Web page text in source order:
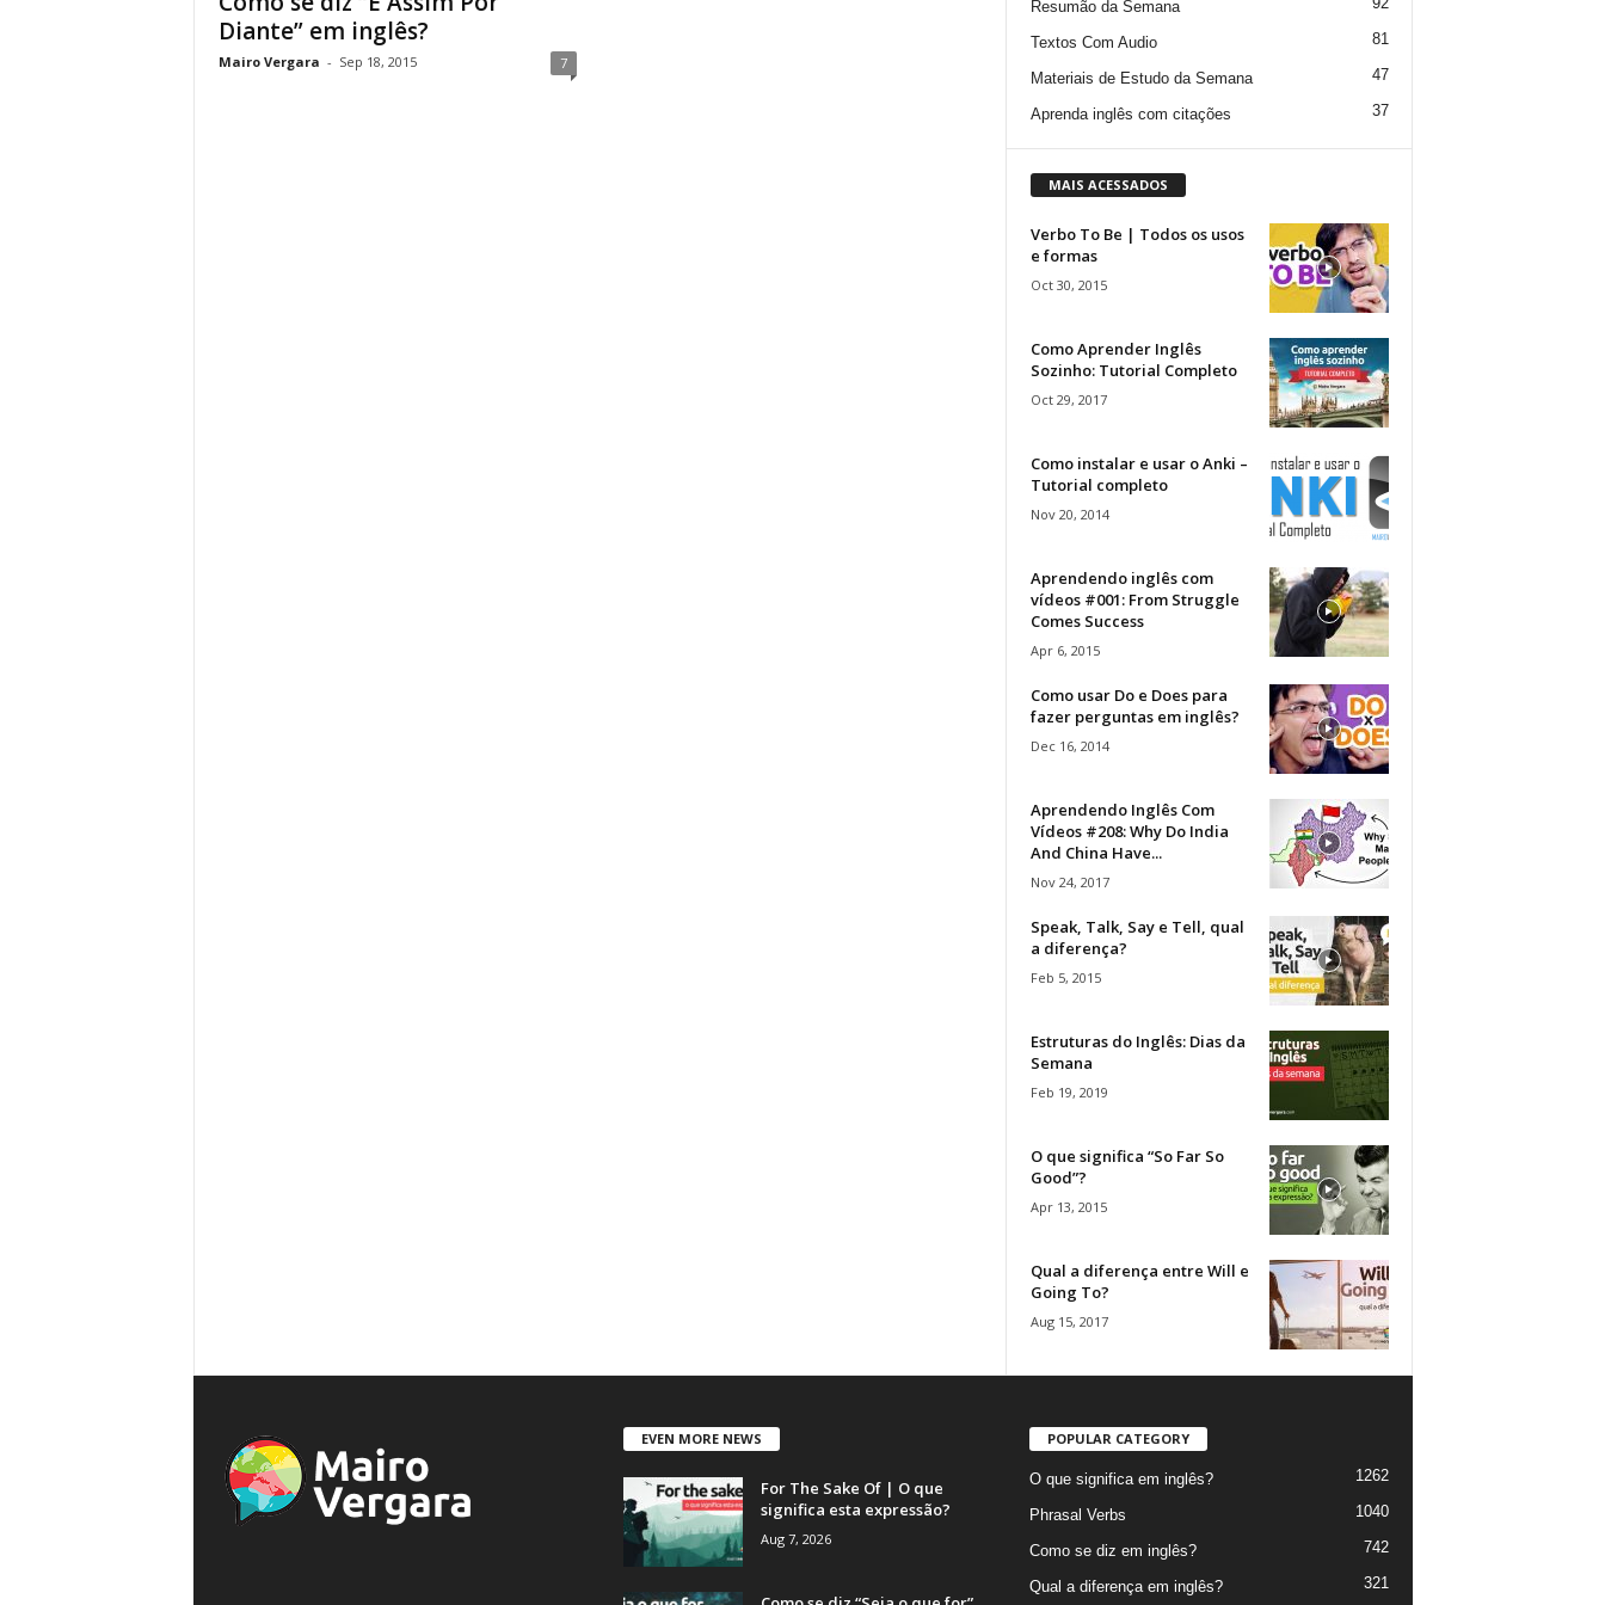
Diante” em inglês?
Mairo Vergara - Sep 18, 2015 7
Resumão da Semana
Textos Com Audio 81
Materiais de Estudo da Semana 47
Aprenda inglês com citações 37
MAIS ACESSADOS
Verbo To Be | Todos os usos
e formas
Oct 30, 2015
Como Aprender Inglês
Sozinho: Tutorial Completo
Oct 29, 2017
Como instalar e usar o Anki –
Tutorial completo
Nov 20, 2014
Aprendendo inglês com
vídeos #001: From Struggle
Comes Success
Apr 6, 2015
Como usar Do e Does para
fazer perguntas em inglês?
Dec 16, 2014
Aprendendo Inglês Com
Vídeos #208: Why Do India
And China Have...
Nov 24, 2017
Speak, Talk, Say e Tell, qual
a diferença?
Feb 5, 2015
Estruturas do Inglês: Dias da
Semana
Feb 19, 2019
O que significa “So Far So
Good”?
Apr 13, 2015
Qual a diferença entre Will e
Going To?
Aug 15, 2017
EVEN MORE NEWS
For The Sake Of | O que
significa esta expressão?
Aug 7, 2026
POPULAR CATEGORY
O que significa em inglês? 1262
Phrasal Verbs 1040
Como se diz em inglês? 742
Qual a diferença em inglês? 321